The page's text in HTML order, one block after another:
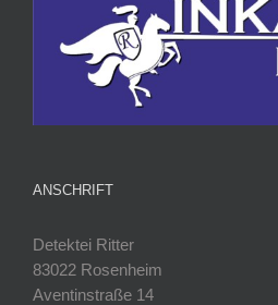
ANSCHRIFT
Detektei Ritter
83022 Rosenheim
Aventinstraße 14